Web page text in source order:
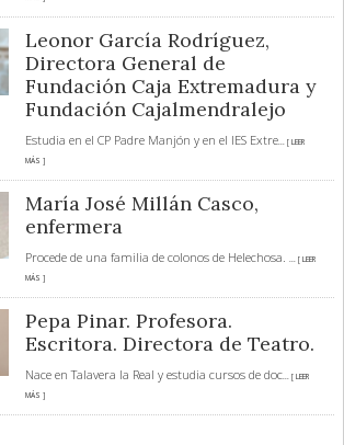
Leonor García Rodríguez,
Directora General de
Fundación Caja Extremadura y
Fundación Cajalmendralejo
Estudia en el CP Padre Manjón y en el IES Extre... [ LEER
MÁS ]
María José Millán Casco,
enfermera
Procede de una familia de colonos de Helechosa.
... [ LEER
MÁS ]
Pepa Pinar. Profesora.
Escritora. Directora de Teatro.
Nace en Talavera la Real y estudia cursos de doc... [ LEER
MÁS ]